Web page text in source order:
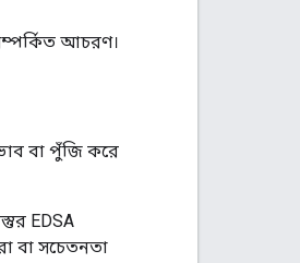
সম্পর্কিত আচরণ।
বা পুঁজি করে
EDSA
বা সচেতনতা